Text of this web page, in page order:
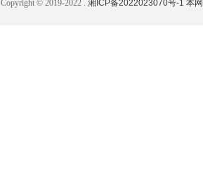
Copyright © 2019-2022 . 湘ICP备2022023070号-1 本